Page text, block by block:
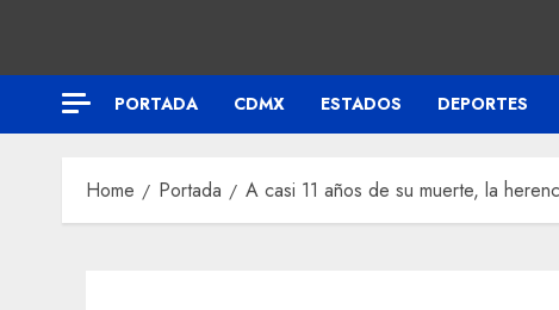
PORTADA CDMX ESTADOS DEPORTES
Home Portada A casi 11 años de su muerte, la